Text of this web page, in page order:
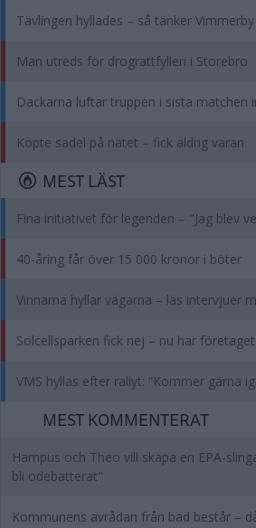
Tävlingen hyllades – så tänker
Man utreds för drograttfylleri i Storebro
Dackarna luftar truppen i sista matchen
Köpte sadel på nätet – fick aldrig varan
MEST LÄST
Fina initiativet för legenden – "Jag blev
40-åring får över 15 000 kronor i böter
Vinnarna hyllar vägarna – läs intervjuer
Solcellsparken fick nej – nu har
VMS hyllas efter rallyt: “Kommer gärna
MEST KOMMENTERAT
Hampus och Theo vill skapa en EPA-
bli odebatterat"
Kommunens avrådan från bad består –